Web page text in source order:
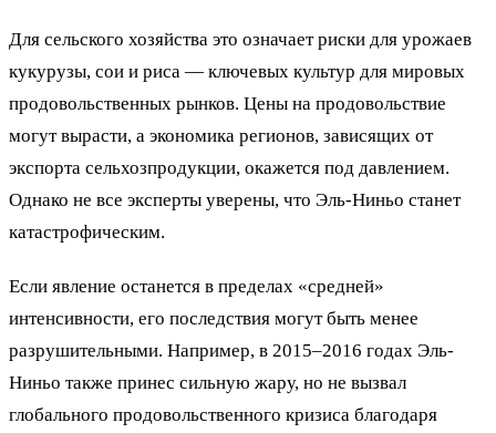
Для сельского хозяйства это означает риски для урожаев
кукурузы, сои и риса — ключевых культур для мировых
продовольственных рынков. Цены на продовольствие
могут вырасти, а экономика регионов, зависящих от
экспорта сельхозпродукции, окажется под давлением.
Однако не все эксперты уверены, что Эль-Ниньо станет
катастрофическим.
Если явление останется в пределах «средней»
интенсивности, его последствия могут быть менее
разрушительными. Например, в 2015–2016 годах Эль-
Ниньо также принес сильную жару, но не вызвал
глобального продовольственного кризиса благодаря